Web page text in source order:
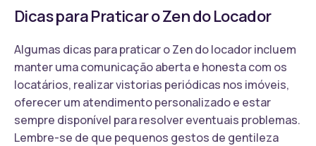
Dicas para Praticar o Zen do Locador
Algumas dicas para praticar o Zen do locador incluem
manter uma comunicação aberta e honesta com os
locatários, realizar vistorias periódicas nos imóveis,
oferecer um atendimento personalizado e estar
sempre disponível para resolver eventuais problemas.
Lembre-se de que pequenos gestos de gentileza